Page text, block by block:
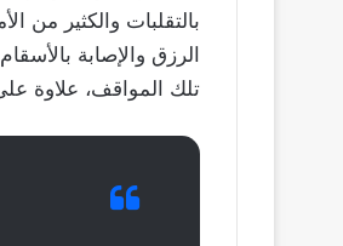
بالتقلبات والكثير من
الرزق والإصابة
تلك المواقف، علاوة